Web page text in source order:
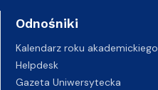
Odnośniki
Kalendarz roku akademickiego
Helpdesk
Gazeta Uniwersytecka